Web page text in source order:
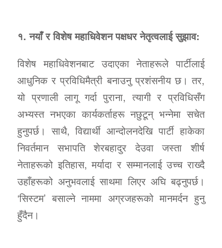
१. नयाँ र विशेष महाधिवेशन पक्षधर नेतृत्वलाई सुझाव:
विशेष महाधिवेशनबाट उदाएका नेताहरूले पार्टीलाई
आधुनिक र प्रविधिमैत्री बनाउनु प्रशंसनीय छ। तर,
यो प्रणाली लागू गर्दा पुराना, त्यागी र प्रविधिसँग
अभ्यस्त नभएका कार्यकर्ताहरू नछुटून् भन्नेमा सचेत
हुनुपर्छ। साथै, विद्यार्थी आन्दोलनदेखि पार्टी हाकेका
निवर्तमान सभापति शेरबहादुर देउवा जस्ता शीर्ष
नेताहरूको इतिहास, मर्यादा र सम्मानलाई उच्च राख्दै
उहाँहरूको अनुभवलाई साथमा लिएर अघि बढ्नुपर्छ।
‘सिस्टम’ बसाल्ने नाममा अग्रजहरूको मानमर्दन हुनु
हुँदैन।